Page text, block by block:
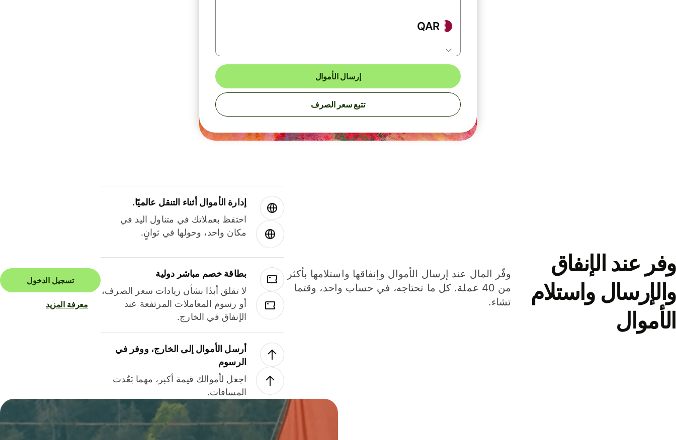
QAR
إرسال الأموال
تتبع سعر الصرف
وفر عند الإنفاق
والإرسال واستلام
الأموال
وفّر المال عند إرسال الأموال وإنفاقها واستلامها بأكثر
من 40 عملة. كل ما تحتاجه، في حساب واحد، وقتما
تشاء.
إدارة الأموال أثناء التنقل عالميًا.
احتفظ بعملاتك في متناول اليد في
مكان واحد، وحولها في ثوانٍ.
بطاقة خصم مباشر دولية
لا تقلق أبدًا بشأن زيادات سعر الصرف،
أو رسوم المعاملات المرتفعة عند
الإنفاق في الخارج.
أرسل الأموال إلى الخارج، ووفر في
الرسوم
اجعل لأموالك قيمة أكبر، مهما بَعُدت
المسافات.
تسجيل الدخول
معرفة المزيد